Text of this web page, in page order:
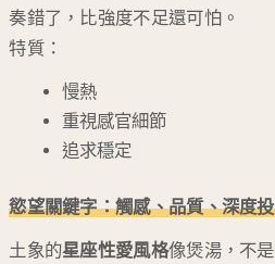
奏錯了，比強度不足還可怕。
特質：
慢熱
重視感官細節
追求穩定
慾望關鍵字：觸感、品質、深度
土象的星座性愛風格像煲湯，不